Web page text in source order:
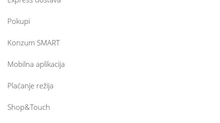
Pokupi
Konzum SMART
Mobilna aplikacija
Plaćanje režija
Shop&Touch